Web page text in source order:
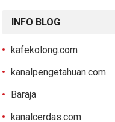
INFO BLOG
kafekolong.com
kanalpengetahuan.com
Baraja
kanalcerdas.com